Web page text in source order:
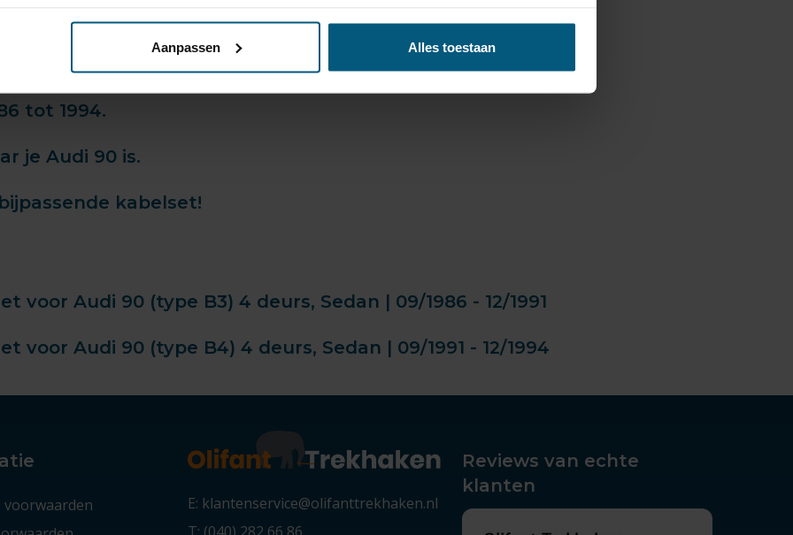
Aanpassen Alles toestaan
je graag een eerlijk en onafhankelijk advies.
tot 1994.
je Audi 90 is.
kabelset!
voor Audi 90 (type B3) 4 deurs, Sedan | 09/1986 - 12/1991
voor Audi 90 (type B4) 4 deurs, Sedan | 09/1991 - 12/1994
voorwaarden
E: klantenservice@olifanttrekhaken.nl
Reviews van echte
klanten